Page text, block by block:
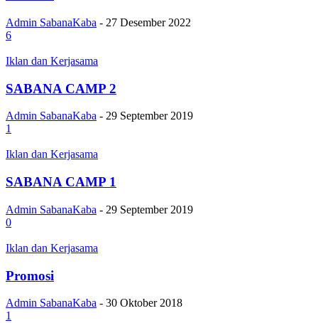
Admin SabanaKaba - 27 Desember 2022
6
Iklan dan Kerjasama
SABANA CAMP 2
Admin SabanaKaba - 29 September 2019
1
Iklan dan Kerjasama
SABANA CAMP 1
Admin SabanaKaba - 29 September 2019
0
Iklan dan Kerjasama
Promosi
Admin SabanaKaba - 30 Oktober 2018
1